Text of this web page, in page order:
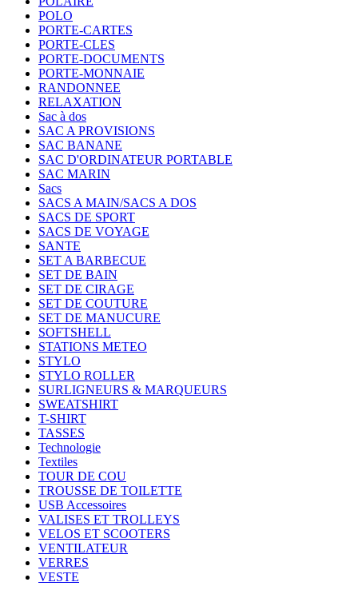
POLO
PORTE-CARTES
PORTE-CLES
PORTE-DOCUMENTS
PORTE-MONNAIE
RANDONNEE
RELAXATION
Sac à dos
SAC A PROVISIONS
SAC BANANE
SAC D'ORDINATEUR PORTABLE
SAC MARIN
Sacs
SACS A MAIN/SACS A DOS
SACS DE SPORT
SACS DE VOYAGE
SANTE
SET A BARBECUE
SET DE BAIN
SET DE CIRAGE
SET DE COUTURE
SET DE MANUCURE
SOFTSHELL
STATIONS METEO
STYLO
STYLO ROLLER
SURLIGNEURS & MARQUEURS
SWEATSHIRT
T-SHIRT
TASSES
Technologie
Textiles
TOUR DE COU
TROUSSE DE TOILETTE
USB Accessoires
VALISES ET TROLLEYS
VELOS ET SCOOTERS
VENTILATEUR
VERRES
VESTE